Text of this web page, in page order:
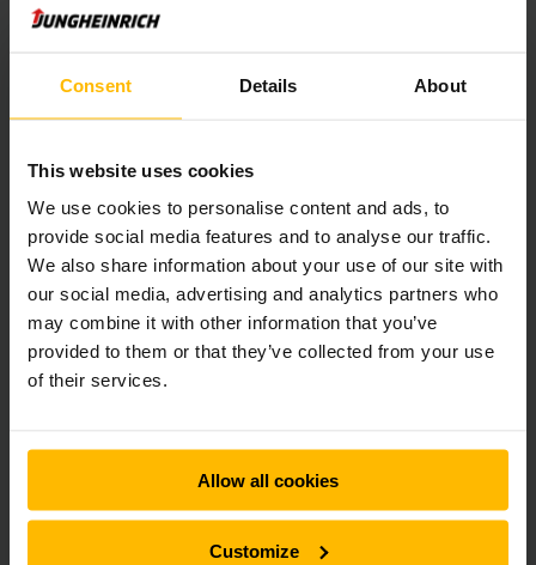
Consent Details About
This website uses cookies
We use cookies to personalise content and ads, to
provide social media features and to analyse our traffic.
We also share information about your use of our site with
our social media, advertising and analytics partners who
may combine it with other information that you’ve
provided to them or that they’ve collected from your use
of their services.
Allow all cookies
Customize
opbergmogelijkheden liggen benodigdheden voor gebruik
de hand. De ruime cabine geeft veel bewegingsruimte.
Onze smalle gangen trucks zijn standaard uitgerust met
warehouseNAVIGATION. Dit assistentiesysteem maakt een
exacte locatiebepaling op basis van RFID-techniek
(transponders) mogelijk. De navigatiemodule bepaalt aan de
hand van kunstmatige intelligentie en de coördinaten van de
doellocatie de optimale rijweg naar de bestemming. Dit
voorkomt menselijke fouten, ontlast de chauffeur en levert
25% meer efficiëntie op.